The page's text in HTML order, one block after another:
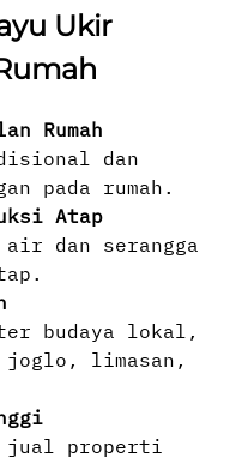
Ukir
Rumah
dan
pada rumah.
Atap
air dan serangga
budaya lokal,
joglo, limasan,
jual properti